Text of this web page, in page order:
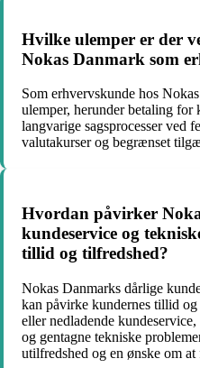
Hvilke ulemper er der
Nokas Danmark som
Som erhvervskunde hos
ulemper, herunder betaling
langvarige sagsprocesser ved
valutakurser og begrænset
Hvordan påvirker
kundeservice og
tillid og tilfredshed?
Nokas Danmarks dårlige
kan påvirke kundernes tillid
eller nedladende
og gentagne tekniske
utilfredshed og en ønske om